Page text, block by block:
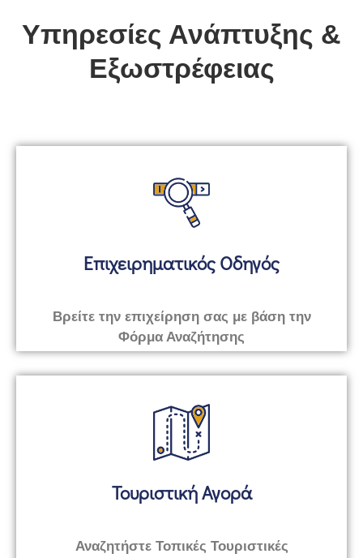
Υπηρεσίες Ανάπτυξης &
Εξωστρέφειας
Επιχειρηματικός Οδηγός
Βρείτε την επιχείρηση σας με βάση την
Φόρμα Αναζήτησης
Τουριστική Αγορά
Αναζητήστε Τοπικές Τουριστικές